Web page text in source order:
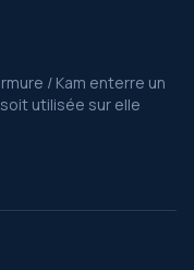
/ Kam enterre un
utilisée sur elle